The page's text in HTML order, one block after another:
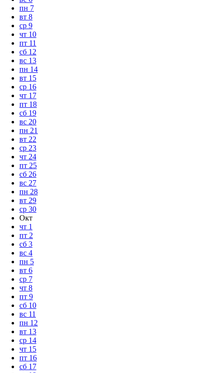
пн 7
вт 8
ср 9
чт 10
пт 11
сб 12
вс 13
пн 14
вт 15
ср 16
чт 17
пт 18
сб 19
вс 20
пн 21
вт 22
ср 23
чт 24
пт 25
сб 26
вс 27
пн 28
вт 29
ср 30
Окт
чт 1
пт 2
сб 3
вс 4
пн 5
вт 6
ср 7
чт 8
пт 9
сб 10
вс 11
пн 12
вт 13
ср 14
чт 15
пт 16
сб 17